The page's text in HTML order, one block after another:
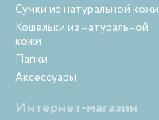
Сумки из натуральной кожи
Кошельки из натуральной
кожи
Папки
Аксессуары
Интернет-магазин